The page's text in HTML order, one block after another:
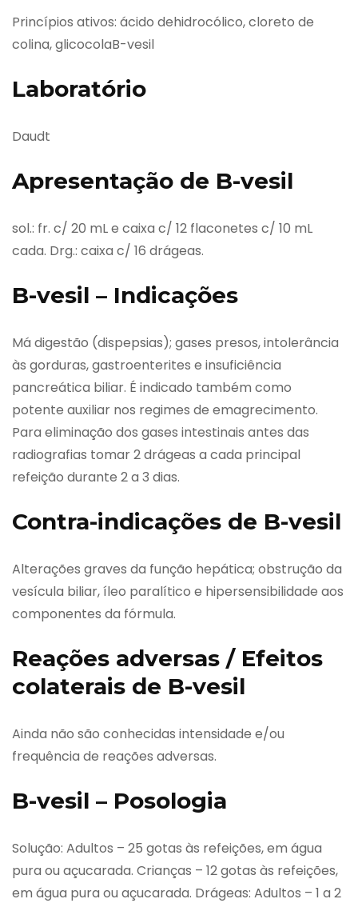
Princípios ativos: ácido dehidrocólico, cloreto de
colina, glicocolaB-vesil
Laboratório
Daudt
Apresentação de B-vesil
sol.: fr. c/ 20 mL e caixa c/ 12 flaconetes c/ 10 mL
cada. Drg.: caixa c/ 16 drágeas.
B-vesil – Indicações
Má digestão (dispepsias); gases presos, intolerância
às gorduras, gastroenterites e insuficiência
pancreática biliar. É indicado também como
potente auxiliar nos regimes de emagrecimento.
Para eliminação dos gases intestinais antes das
radiografias tomar 2 drágeas a cada principal
refeição durante 2 a 3 dias.
Contra-indicações de B-vesil
Alterações graves da função hepática; obstrução da
vesícula biliar, íleo paralítico e hipersensibilidade aos
componentes da fórmula.
Reações adversas / Efeitos
colaterais de B-vesil
Ainda não são conhecidas intensidade e/ou
frequência de reações adversas.
B-vesil – Posologia
Solução: Adultos – 25 gotas às refeições, em água
pura ou açucarada. Crianças – 12 gotas às refeições,
em água pura ou açucarada. Drágeas: Adultos – 1 a 2